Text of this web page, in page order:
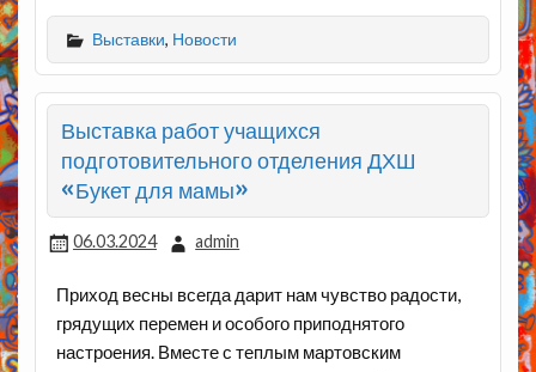
Выставки, Новости
Выставка работ учащихся
подготовительного отделения ДХШ
«Букет для мамы»
06.03.2024 admin
Приход весны всегда дарит нам чувство радости,
грядущих перемен и особого приподнятого
настроения. Вместе с теплым мартовским